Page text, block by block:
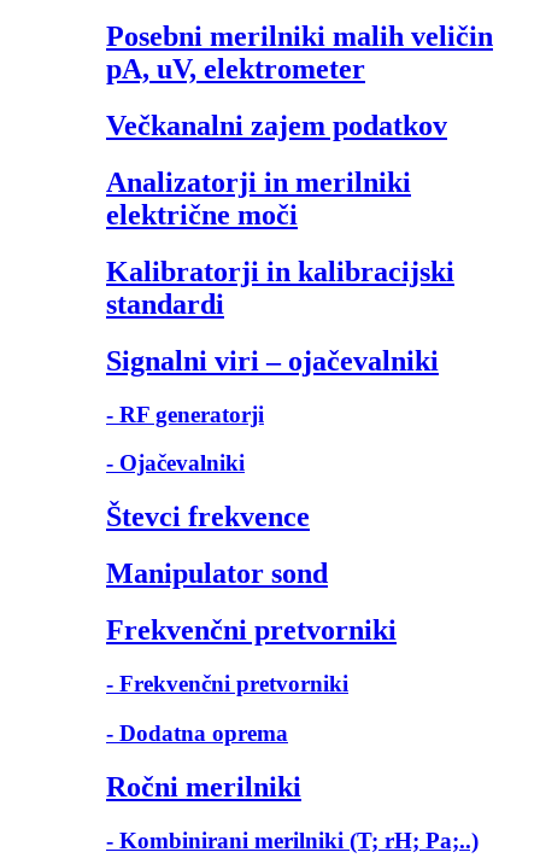
Posebni merilniki malih veličin
pA, uV, elektrometer
Večkanalni zajem podatkov
Analizatorji in merilniki
električne moči
Kalibratorji in kalibracijski
standardi
Signalni viri – ojačevalniki
- RF generatorji
- Ojačevalniki
Števci frekvence
Manipulator sond
Frekvenčni pretvorniki
- Frekvenčni pretvorniki
- Dodatna oprema
Ročni merilniki
- Kombinirani merilniki (T; rH; Pa;..)